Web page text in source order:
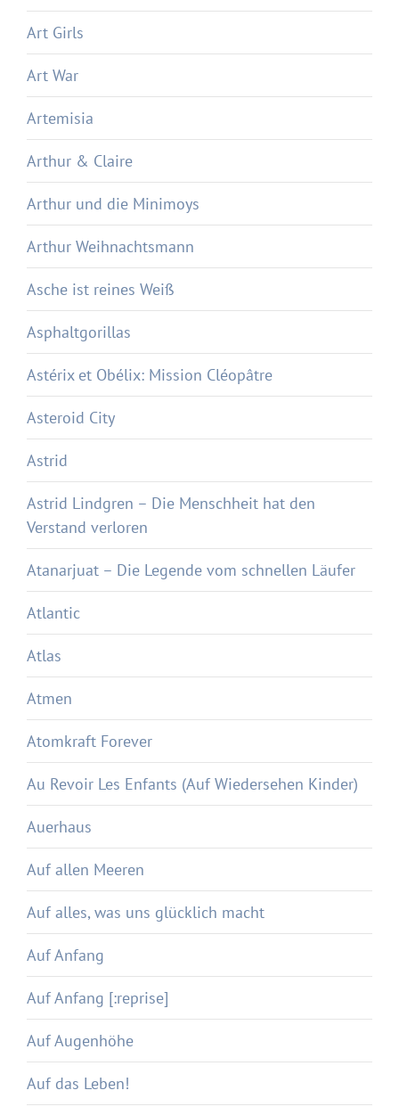
Art Girls
Art War
Artemisia
Arthur & Claire
Arthur und die Minimoys
Arthur Weihnachtsmann
Asche ist reines Weiß
Asphaltgorillas
Astérix et Obélix: Mission Cléopâtre
Asteroid City
Astrid
Astrid Lindgren – Die Menschheit hat den
Verstand verloren
Atanarjuat – Die Legende vom schnellen Läufer
Atlantic
Atlas
Atmen
Atomkraft Forever
Au Revoir Les Enfants (Auf Wiedersehen Kinder)
Auerhaus
Auf allen Meeren
Auf alles, was uns glücklich macht
Auf Anfang
Auf Anfang [:reprise]
Auf Augenhöhe
Auf das Leben!